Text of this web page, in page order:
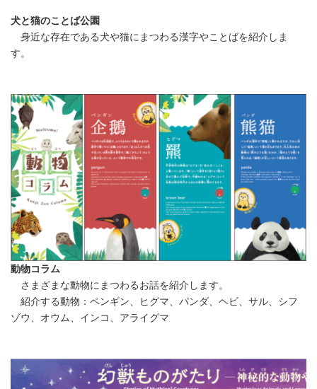
犬と猫のことば公園
身近な存在である犬や猫にまつわる漢字やことばを紹介しま
す。
動物コラム
さまざまな動物にまつわるお話を紹介します。
紹介する動物：ペンギン、ヒグマ、パンダ、ヘビ、サル、シフ
ゾウ、オウム、インコ、アライグマ